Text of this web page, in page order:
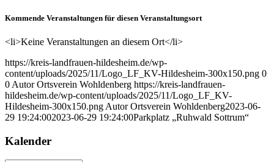
Kommende Veranstaltungen für diesen Veranstaltungsort
<li>Keine Veranstaltungen an diesem Ort</li>
https://kreis-landfrauen-hildesheim.de/wp-
content/uploads/2025/11/Logo_LF_KV-Hildesheim-300x150.png 0
0 Autor Ortsverein Wohldenberg https://kreis-landfrauen-
hildesheim.de/wp-content/uploads/2025/11/Logo_LF_KV-
Hildesheim-300x150.png Autor Ortsverein Wohldenberg2023-06-
29 19:24:002023-06-29 19:24:00Parkplatz „Ruhwald Sottrum“
Kalender